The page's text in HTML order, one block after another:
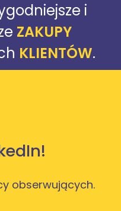
i
ZAKUPY
KLIENTÓW.
obserwujących.